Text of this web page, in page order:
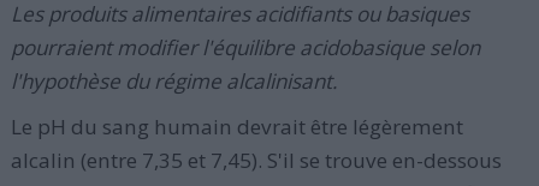
Les produits alimentaires acidifiants ou basiques
pourraient modifier l'équilibre acidobasique selon
l'hypothèse du régime alcalinisant.
Le pH du sang humain devrait être légèrement
alcalin (entre 7,35 et 7,45). S'il se trouve en-dessous